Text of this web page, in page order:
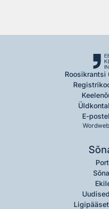
Roosikrantsi
E-post